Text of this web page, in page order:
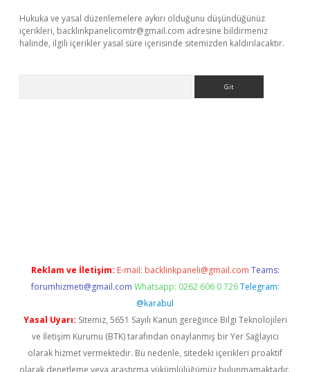
Hukuka ve yasal düzenlemelere aykırı olduğunu düşündüğünüz
içerikleri, backlinkpanelicomtr@gmail.com adresine bildirmeniz
halinde, ilgili içerikler yasal süre içerisinde sitemizden kaldırılacaktır.
Reklam ve İletişim: E-mail: backlinkpaneli@gmail.com Teams:
forumhizmeti@gmail.com Whatsapp: 0262 606 0 726 Telegram:
@karabul
Yasal Uyarı: Sitemiz, 5651 Sayılı Kanun gereğince Bilgi Teknolojileri
ve İletişim Kurumu (BTK) tarafından onaylanmış bir Yer Sağlayıcı
olarak hizmet vermektedir. Bu nedenle, sitedeki içerikleri proaktif
olarak denetleme veya araştırma yükümlülüğümüz bulunmamaktadır.